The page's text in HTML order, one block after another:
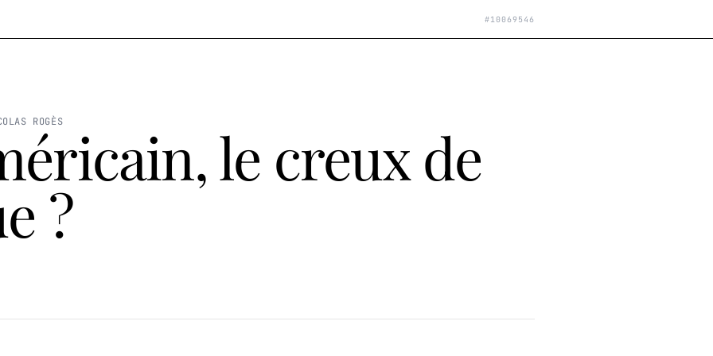
# 10069546
ROGÈS le creux de
?